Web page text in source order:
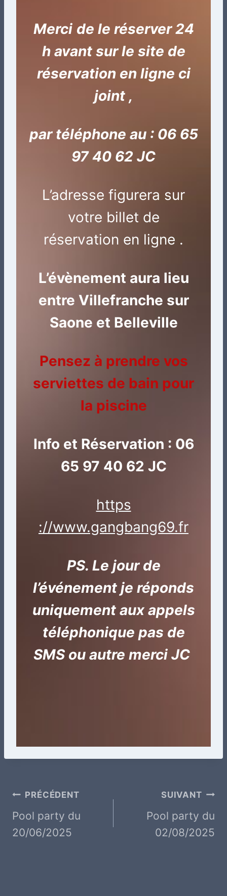
Merci de le réserver 24
h avant sur le site de
réservation en ligne ci
joint ,
par téléphone au : 06 65
97 40 62 JC
L’adresse figurera sur
votre billet de
réservation en ligne .
L’évènement aura lieu
entre Villefranche sur
Saone et Belleville
Pensez à prendre vos
serviettes de bain pour
la piscine
Info et Réservation : 06
65 97 40 62 JC
https
://www.gangbang69.fr
PS. Le jour de
l’événement je réponds
uniquement aux appels
téléphonique pas de
SMS ou autre merci JC
Navigation
de
l’article
PRÉCÉDENT
Pool party du
20/06/2025
SUIVANT
Pool party du
02/08/2025